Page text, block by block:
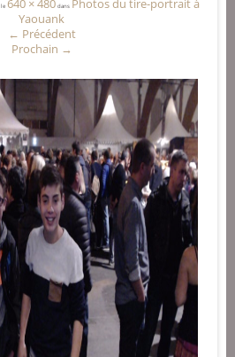
le 640 × 480 dans Photos du tire-portrait à
Yaouank
← Précédent
Prochain →